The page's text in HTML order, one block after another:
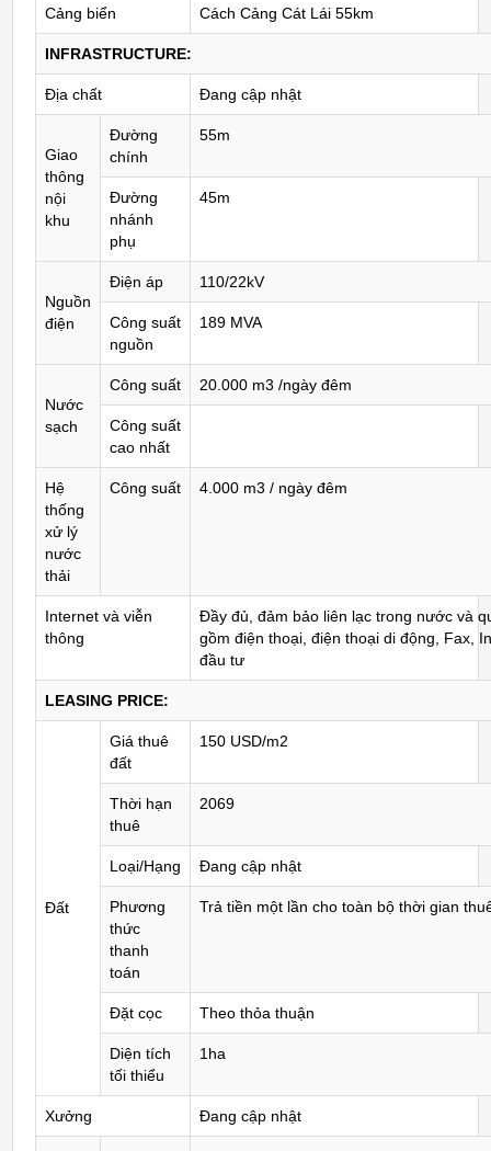
Cảng biển Cách Cảng Cát Lái 55km
INFRASTRUCTURE:
Địa chất Đang cập nhật
Giao
thông
nội
khu
Đường
chính
55m
Đường
nhánh
phụ
45m
Nguồn
điện
Điện áp 110/22kV
Công suất
nguồn
189 MVA
Nước
sạch
Công suất 20.000 m3 /ngày đêm
Công suất
cao nhất
Hệ
thống
xử lý
nước
thải
Công suất 4.000 m3 / ngày đêm
Internet và viễn
thông
Đầy đủ, đảm bảo liên lạc trong nước và
gồm điện thoại, điện thoại di động, Fax,
đầu tư
LEASING PRICE:
Đất
Giá thuê
đất
150 USD/m2
Thời hạn
thuê
2069
Loại/Hạng Đang cập nhật
Phương
thức
thanh
toán
Trả tiền một lần cho toàn bộ thời gian
Đặt cọc Theo thỏa thuận
Diện tích
tối thiểu
1ha
Xưởng Đang cập nhật